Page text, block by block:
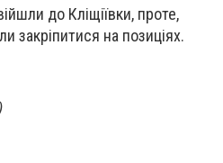
до Кліщіївки, проте,
закріпитися на позиціях.